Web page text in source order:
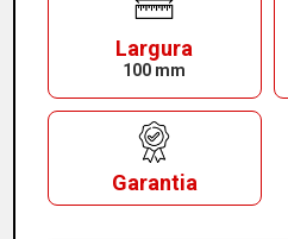
Largura
100 mm
Garantia